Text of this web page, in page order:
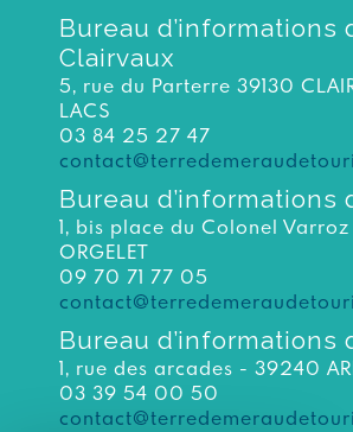
Bureau d’informations
Clairvaux
5, rue du Parterre 39130
LACS
03 84 25 27 47
Bureau d’informations
1, bis place du Colonel
ORGELET
09 70 71 77 05
Bureau d’informations
1, rue des arcades - 39240
03 39 54 00 50